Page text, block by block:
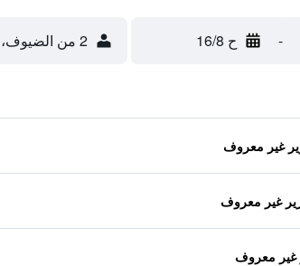
- ح 16/8 2 من الضيوف، غرفة واحدة
غير معروف